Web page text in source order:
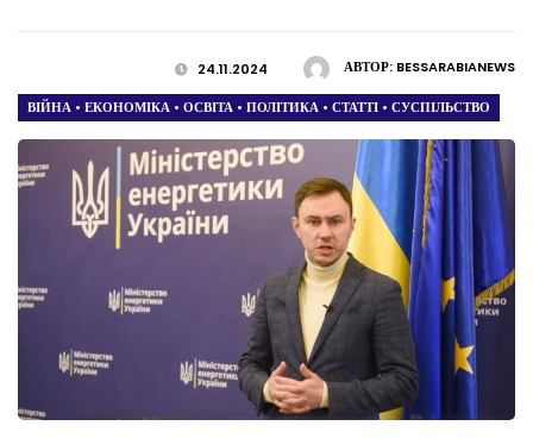
АВТОР: BESSARABIANEWS
24.11.2024
ВІЙНА • ЕКОНОМІКА • ОСВІТА • ПОЛІТИКА • СТАТТІ • СУСПІЛЬСТВО